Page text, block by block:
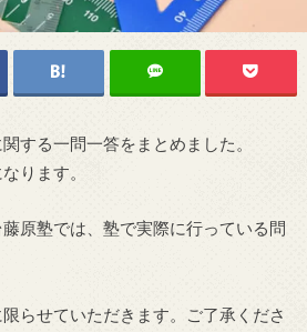
する一問一答をまとめました。
ります。
原塾では、塾で実際に行っている問
限らせていただきます。ご了承くださ